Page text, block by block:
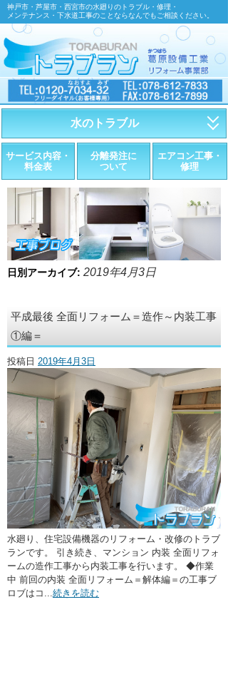
神戸市・芦屋市・西宮市の水廻りのトラブル・修理・
メンテナンス・下水道工事のことならなんでもご相談ください。
水のトラブル
・トイレが詰まったら
・トイレが漏れたら
・水道管が漏れたら
・排水が詰まったら
・悪臭調査
・ここに水栓がほしい
サービス内容・
料金表
分離発注に
ついて
エアコン工事・
修理
日別アーカイブ: 2019年4月3日
平成最後 全面リフォーム＝造作～内装工事
①編＝
投稿日 2019年4月3日
水廻り、住宅設備機器のリフォーム・改修のトラブ
ランです。 引き続き、マンション 内装 全面リフォ
ームの造作工事から内装工事を行います。 ◆作業
中 前回の内装 全面リフォーム＝解体編＝の工事ブ
ロブはコ... 続きを読む